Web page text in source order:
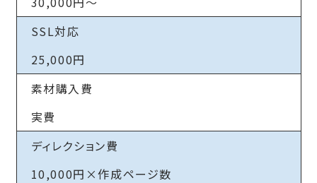
SSL対応
25,000円
素材購入費
実費
ディレクション費
10,000円×作成ページ数